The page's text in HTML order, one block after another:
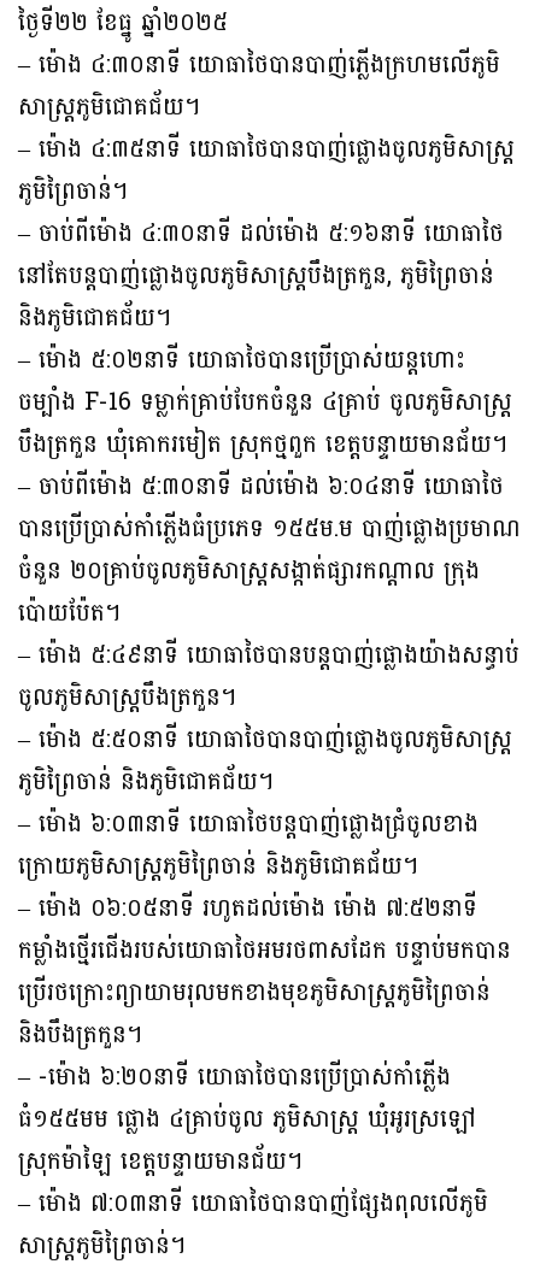
ថ្ងៃទី២២ ខែធ្នូ ឆ្នាំ២០២៥
– ម៉ោង ៤:៣០នាទី យោធាថៃបានបាញ់ភ្លើងក្រហមលើភូមិ
សាស្រ្តភូមិជោគជ័យ។
– ម៉ោង ៤:៣៥នាទី យោធាថៃបានបាញ់ផ្លោងចូលភូមិសាស្រ្ត
ភូមិព្រៃចាន់។
– ចាប់ពីម៉ោង ៤:៣០នាទី ដល់ម៉ោង ៥:១៦នាទី យោធាថៃ
នៅតែបន្តបាញ់ផ្លោងចូលភូមិសាស្ត្របឹងត្រកួន, ភូមិព្រៃចាន់
និងភូមិជោគជ័យ។
– ម៉ោង ៥:០២នាទី យោធាថៃបានប្រើប្រាស់យន្តហោះ
ចម្បាំង F-16 ទម្លាក់គ្រាប់បែកចំនួន ៤គ្រាប់ ចូលភូមិសាស្ត្រ
បឹងត្រកួន ឃុំគោករមៀត ស្រុកថ្មពួក ខេត្តបន្ទាយមានជ័យ។
– ចាប់ពីម៉ោង ៥:៣០នាទី ដល់ម៉ោង ៦:០៤នាទី យោធាថៃ
បានប្រើប្រាស់កាំភ្លើងធំប្រភេទ ១៥៥ម.ម បាញ់ផ្លោងប្រមាណ
ចំនួន ២០គ្រាប់ចូលភូមិសាស្ត្រសង្កាត់ផ្សារកណ្តាល ក្រុង
ប៉ោយប៉ែត។
– ម៉ោង ៥:៤៩នាទី យោធាថៃបានបន្តបាញ់ផ្លោងយ៉ាងសន្ធាប់
ចូលភូមិសាស្រ្តបឹងត្រកួន។
– ម៉ោង ៥:៥០នាទី យោធាថៃបានបាញ់ផ្លោងចូលភូមិសាស្រ្ត
ភូមិព្រៃចាន់ និងភូមិជោគជ័យ។
– ម៉ោង ៦:០៣នាទី យោធាថៃបន្តបាញ់ផ្លោងជ្រំចូលខាង
ក្រោយភូមិសាស្រ្តភូមិព្រៃចាន់ និងភូមិជោគជ័យ។
– ម៉ោង ០៦:០៥នាទី រហូតដល់ម៉ោង ម៉ោង ៧:៥២នាទី
កម្លាំងថ្មើរជើងរបស់យោធាថៃអមរថពាសដែក បន្ទាប់មកបាន
ប្រើរថក្រោះព្យាយាមរុលមកខាងមុខភូមិសាស្ត្រភូមិព្រៃចាន់
និងបឹងត្រកួន។
– -ម៉ោង ៦:២០នាទី យោធាថៃបានប្រើប្រាស់កាំភ្លើង
ធំ១៥៥មម ផ្លោង ៤គ្រាប់ចូល ភូមិសាស្ត្រ ឃុំអូរស្រឡៅ
ស្រុកម៉ាឡៃ ខេត្តបន្ទាយមានជ័យ។
– ម៉ោង ៧:០៣នាទី យោធាថៃបានបាញ់ផ្សែងពុលលើភូមិ
សាស្រ្តភូមិព្រៃចាន់។